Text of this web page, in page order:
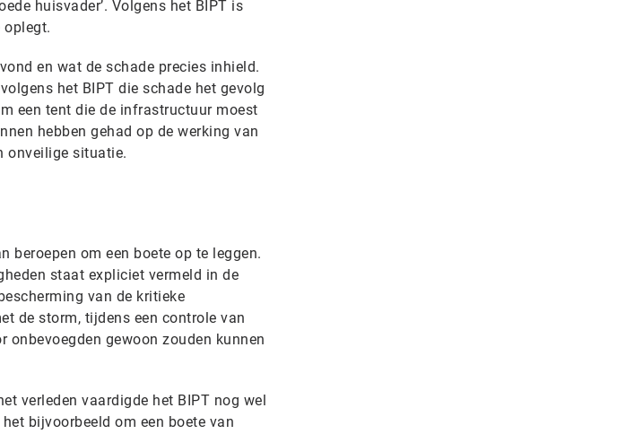
huisvader’. Volgens het BIPT is
oplegt.
en wat de schade precies inhield.
het BIPT die schade het gevolg
een tent die de infrastructuur moest
hebben gehad op de werking van
onveilige situatie.
beroepen om een boete op te leggen.
staat expliciet vermeld in de
van de kritieke
de storm, tijdens een controle van
onbevoegden gewoon zouden kunnen
verleden vaardigde het BIPT nog wel
bijvoorbeeld om een boete van